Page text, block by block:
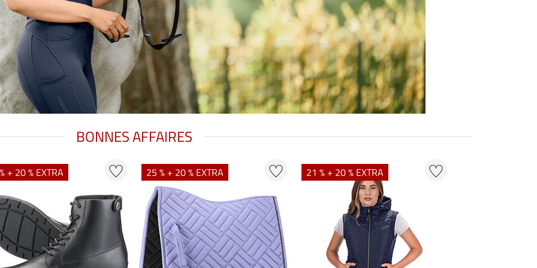
BONNES AFFAIRES
+ 20 % EXTRA 25 % + 20 % EXTRA 21 % + 20 % EXTRA